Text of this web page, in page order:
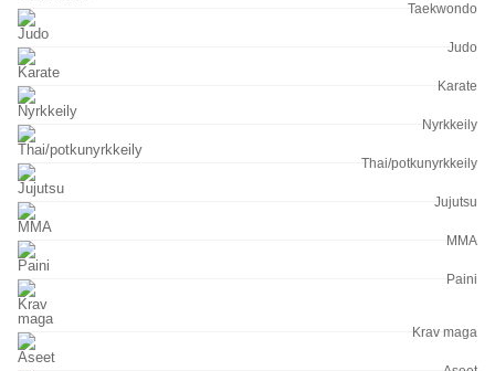
Taekwondo
Judo
Karate
Nyrkkeily
Thai/potkunyrkkeily
Jujutsu
MMA
Paini
Krav maga